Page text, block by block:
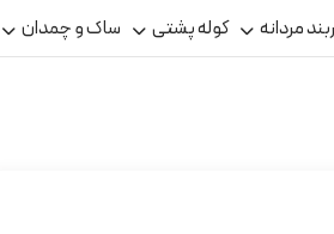
مردانه کوله پشتی ساک و چمدان